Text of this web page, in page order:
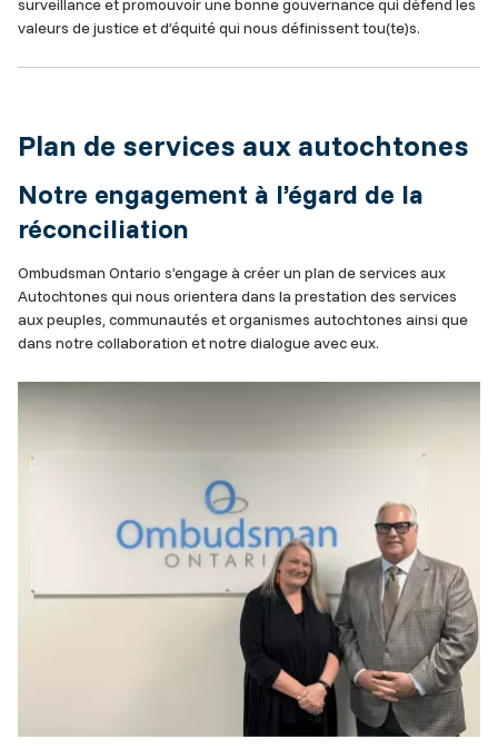
surveillance et promouvoir une bonne gouvernance qui défend les
valeurs de justice et d’équité qui nous définissent tou(te)s.
Plan de services aux autochtones
Notre engagement à l’égard de la
réconciliation
Ombudsman Ontario s’engage à créer un plan de services aux
Autochtones qui nous orientera dans la prestation des services
aux peuples, communautés et organismes autochtones ainsi que
dans notre collaboration et notre dialogue avec eux.